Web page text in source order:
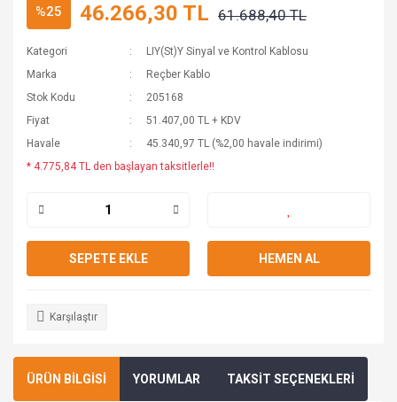
%25 46.266,30 TL 61.688,40 TL
Kategori
LIY(St)Y Sinyal ve Kontrol Kablosu
Marka
Reçber Kablo
Stok Kodu
205168
Fiyat
51.407,00 TL + KDV
Havale
45.340,97 TL (%2,00 havale indirimi)
* 4.775,84 TL den başlayan taksitlerle!!
SEPETE EKLE HEMEN AL
Karşılaştır
ÜRÜN BİLGİSİ YORUMLAR TAKSİT SEÇENEKLERİ